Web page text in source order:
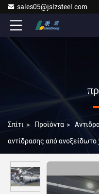
sales05@jslzsteel.com
Σπίτι > Προϊόντα >
αντίδρασης από ανοξείδωτο